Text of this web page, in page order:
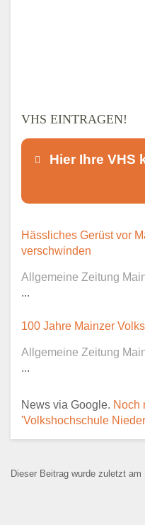
VHS EINTRAGEN!
Hier Ihre VHS
Dieser Teil
E-Mail*
Hässliches Gerüst vor
verschwinden
Allgemeine Zeitung
...
100 Jahre Mainzer
Allgemeine Zeitung
...
News via Google. Noch
'Volkshochschule
Dieser Beitrag wurde zuletzt am